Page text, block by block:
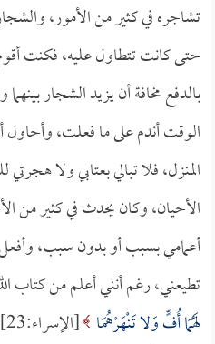
تشاجره في كثير من الأمور،
حتى كانت تتطاول عليه، فكنت أقوم
بالدفع مخافة أن يزيد الشجار
الوقت أندم على ما فعلت، وأحاول
المنزل، فلا تبالي بعتابي ولا
الأحيان، وكان يحدث في كثير من
أعمامي بسبب أو بدون سبب، وأفعل
تطيعني، رغم أنني أعلم من كتاب
لَهُمَا أُفٍّ وَلا تَنْهَرْهُمَا